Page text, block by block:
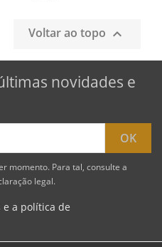
Voltar ao topo 
novidades e
momento. Para tal, consulte a
legal.
e a política de